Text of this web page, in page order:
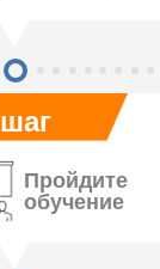
шаг
Пройдите
обучение